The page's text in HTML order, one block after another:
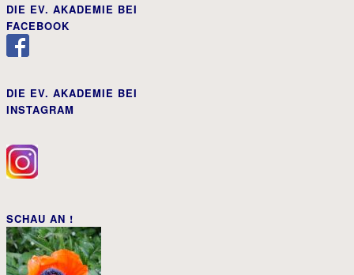
DIE EV. AKADEMIE BEI
FACEBOOK
DIE EV. AKADEMIE BEI
INSTAGRAM
SCHAU AN !